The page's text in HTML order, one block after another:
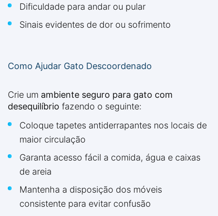
Dificuldade para andar ou pular
Sinais evidentes de dor ou sofrimento
Como Ajudar Gato Descoordenado
Crie um ambiente seguro para gato com
desequilíbrio fazendo o seguinte:
Coloque tapetes antiderrapantes nos locais de
maior circulação
Garanta acesso fácil a comida, água e caixas
de areia
Mantenha a disposição dos móveis
consistente para evitar confusão